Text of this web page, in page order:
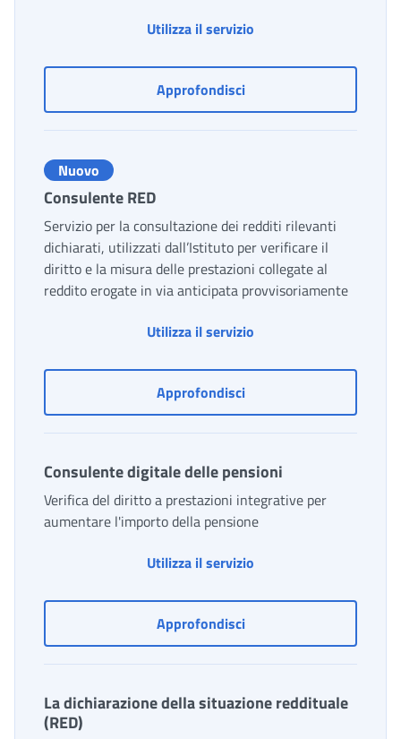
Utilizza il servizio
ApprofondisciComunicazioni al Fisco
Nuovo
Consulente RED
Servizio per la consultazione dei redditi rilevanti
dichiarati, utilizzati dall’Istituto per verificare il
diritto e la misura delle prestazioni collegate al
reddito erogate in via anticipata provvisoriamente
Utilizza il servizio
ApprofondisciConsulente RED
Consulente digitale delle pensioni
Verifica del diritto a prestazioni integrative per
aumentare l'importo della pensione
Utilizza il servizio
ApprofondisciConsulente digitale
La dichiarazione della situazione reddituale
(RED)